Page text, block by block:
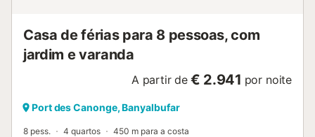
Casa de férias para 8 pessoas, com
jardim e varanda
A partir de € 2.941 por noite
Port des Canonge, Banyalbufar
8 pess. 4 quartos 450 m para a costa